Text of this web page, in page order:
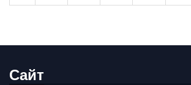
Сайт